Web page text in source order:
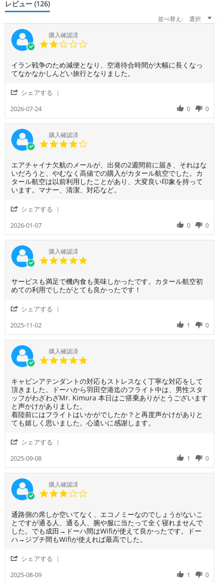
レビュー (126)
並べ替え:
選択
購入確認済
Review
by
利
用
者
on
24
Jul
2026
review
stating
ラ
ン
戦
の
た
め
減
と
な
り、
空
待
合
時
が
大
幅
に
く
な
て
な
か
か
し
ん
ど
旅
行
と
な
り
ま
た。
イラン戦争のため減便となり、空港待合時間が大幅に長くなっ
てなかなかしんどい旅行となりました。
シェアする
by
ご
利
用
者
on
24
Jul
2026
2026-07-24 0 0
購入確認済
Review
by
ご
利
者
様
on
Jan
2026
review
stating
エ
ア
ャ
イ
ナ
航
の
メ
ー
が、
出
の
2
週
前
に
届
き、
れ
は
な
い
だ
ろ
と、
や
む
く
高
値
で
購
入
が
カ
ー
ル
航
エアチャイナ欠航のメールが、出発の2週間前に届き、それはな
いだろうと、やむなく高値での購入がカタール航空でした。カ
タール航空は以前利用したことがあり、大変良い印象を持って
います。マナー、清潔、対応など。
シェアする
by
ご
利
用
者
on
7
2026-01-07 0 0
購入確認済
rating
Review
by
利
用
者
on
2
Nov
2025
review
stating
ー
ビ
ス
満
足
で
機
食
も
美
味
し
か
た
で
す。
タ
ー
ル
航
初
め
て
の
用
で
し
サービスも満足で機内食も美味しかったです。カタール航空初
めての利用でしたがとても良かったです！
シェアする
by
ご
利
用
者
on
2
Nov
2025
2025-11-02 1 0
購入確認済
rating
Review
by
ご
利
用
者
on
8
Sep
review
stating
キ
ャ
ビ
ン
テ
ン
ダ
ト
の
対
応
ス
ト
レ
ス
く
丁
寧
キャビンアテンダントの対応もストレスなく丁寧な対応をして
頂きました。ドーハから羽田空港迄のフライト中は、男性スタ
ッフがわざわざMr. Kimura 本日はご搭乗ありがとうございます
と声かけがありました。
着陸前にはフライトはいかがでしたか？と再度声かけがありと
ても嬉しく思いました。心遣いに感謝します。
シェアする
by
ご
利
用
者
on
Sep
2025
2025-09-08 1 0
購入確認済
Review
by
ご
利
者
様
on
review
stating
通
路
の
席
し
通路側の席しか空いてなく、エコノミーなのでしょうがないこ
とですが通る人、通る人、腕や服に当たって全く寝れませんで
した。でも成田→ドーハ間はWifiが使えて良かったです。ドー
ハ→ジブチ間もWifiが使えれば最高でした。
シェアする
2025-08-09 1 0